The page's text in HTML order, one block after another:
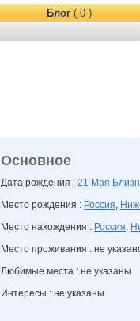
Блог( 0 )
Основное
Дата рождения : 21 Мая
Место рождения : Россия,
Место нахождения : Россия,
Место проживания : не
Любимые места : не указаны
Интересы : не указаны